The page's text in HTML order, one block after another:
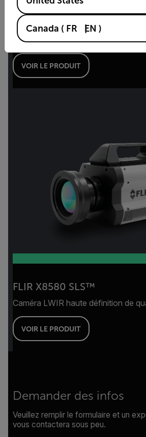
X6980-HS SLS™
Caméra de haute vitesse de qualité
VOIR LE PRODUIT
FLIR X8580 SLS™
Caméra LWIR haute définition de
VOIR LE PRODUIT
Demander des infos
Veuillez remplir le formulaire et un
vous contactera sous peu.
Canada ( FR EN )